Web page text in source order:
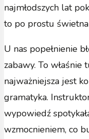
najmłodszych lat
to po prostu
U nas popełnienie
zabawy. To właśnie
najważniejsza jest
gramatyka.
wypowiedź
wzmocnieniem, co